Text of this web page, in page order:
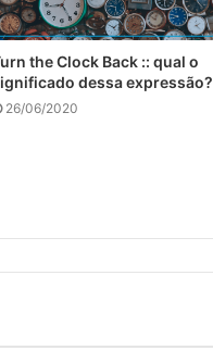
the Clock Back :: qual o
dessa expressão?
26/06/2020